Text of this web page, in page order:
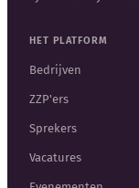
HET PLATFORM
Bedrijven
ZZP'ers
Sprekers
Vacatures